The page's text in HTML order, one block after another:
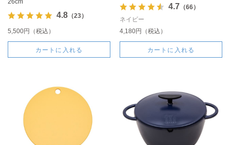
26cm
4.8（23）
5,500円（税込）
カートに入れる
4.7 （66）
ネイビー
4,180円（税込）
カートに入れる